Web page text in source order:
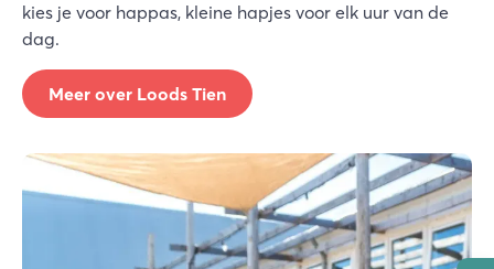
kies je voor happas, kleine hapjes voor elk uur van de
dag.
Meer over Loods Tien